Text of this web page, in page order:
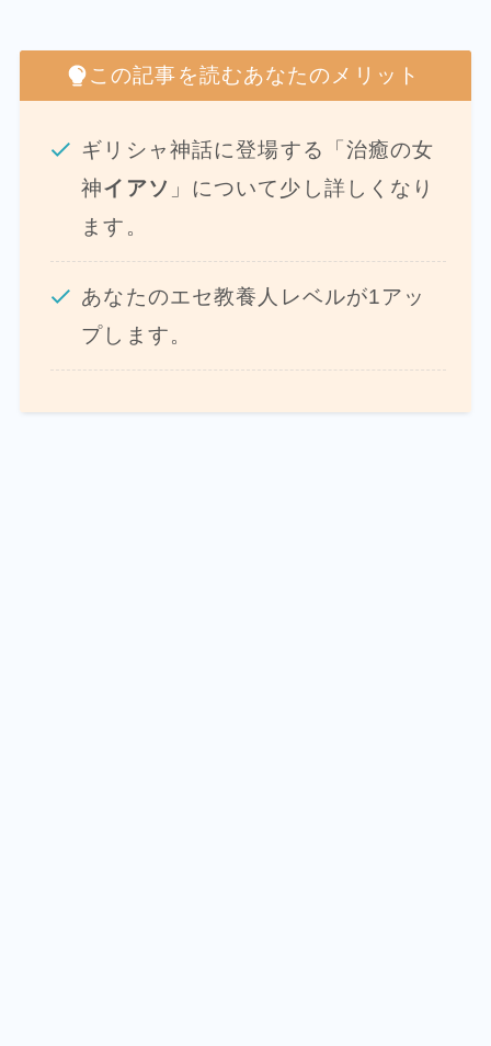
この記事を読むあなたのメリット
ギリシャ神話に登場する「治癒の女
神イアソ 」について少し詳しくなり
ます。
あなたのエセ教養人レベルが1アッ
プします。